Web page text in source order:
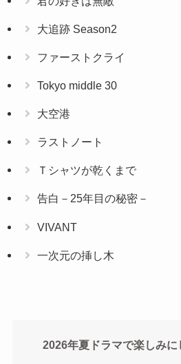
大追跡 Season2
ファーストクライ
Tokyo middle 30
大空港
ラストノート
Ｔシャツが乾くまで
告白－25年目の秘密－
VIVANT
一次元の挿し木
2026年夏ドラマで楽しみに